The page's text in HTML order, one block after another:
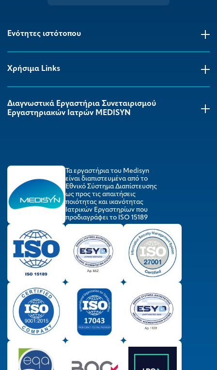
Ενότητες ιστότοπου
Χρήσιμα Links
Διαγνωστικά Εργαστήρια Συνεταιρισμού
Εργαστηριακών Ιατρών MEDISYΝ
Τα εργαστήρια του Medisyn
είναι διαπιστευμένα από το
Εθνικό Σύστημα Διαπίστευσης
ως προς τις απαιτήσεις
ποιότητας και ικανότητας
Ιατρικών Εργαστηρίων που
προδιαγράφει το ISO 15189